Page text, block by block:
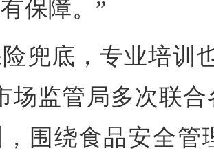
保障。”
兜底，专业培训
场监管局多次联
围绕食品安全管